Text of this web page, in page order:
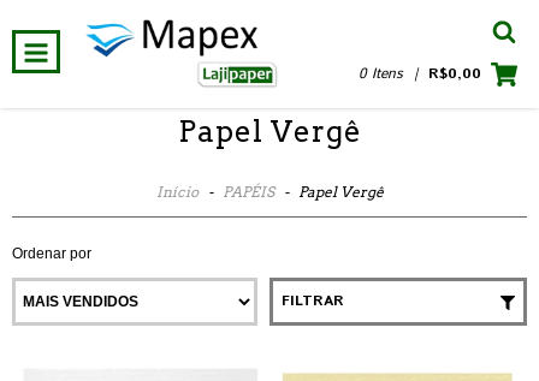
0 Itens | R$0,00
Papel Vergê
Início - PAPÉIS - Papel Vergê
Ordenar por
FILTRAR